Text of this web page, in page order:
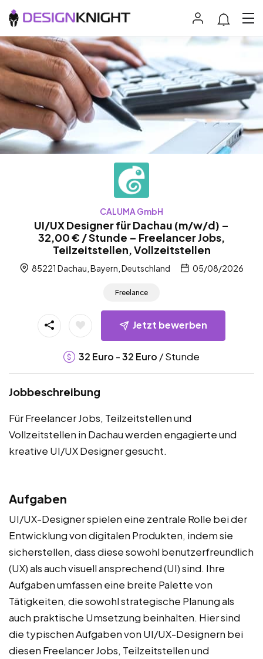
CALUMA GmbH
UI/UX Designer für Dachau (m/w/d) –
32,00 € / Stunde – Freelancer Jobs,
Teilzeitstellen, Vollzeitstellen
85221 Dachau, Bayern, Deutschland 05/08/2026
Freelance
Jetzt bewerben
32 Euro -32 Euro / Stunde
Jobbeschreibung
Für Freelancer Jobs, Teilzeitstellen und
Vollzeitstellen in Dachau werden engagierte und
kreative UI/UX Designer gesucht.
Aufgaben
UI/UX-Designer spielen eine zentrale Rolle bei der
Entwicklung von digitalen Produkten, indem sie
sicherstellen, dass diese sowohl benutzerfreundlich
(UX) als auch visuell ansprechend (UI) sind. Ihre
Aufgaben umfassen eine breite Palette von
Tätigkeiten, die sowohl strategische Planung als
auch praktische Umsetzung beinhalten. Hier sind
die typischen Aufgaben von UI/UX-Designern bei
diesen Freelancer Jobs, Teilzeitstellen und